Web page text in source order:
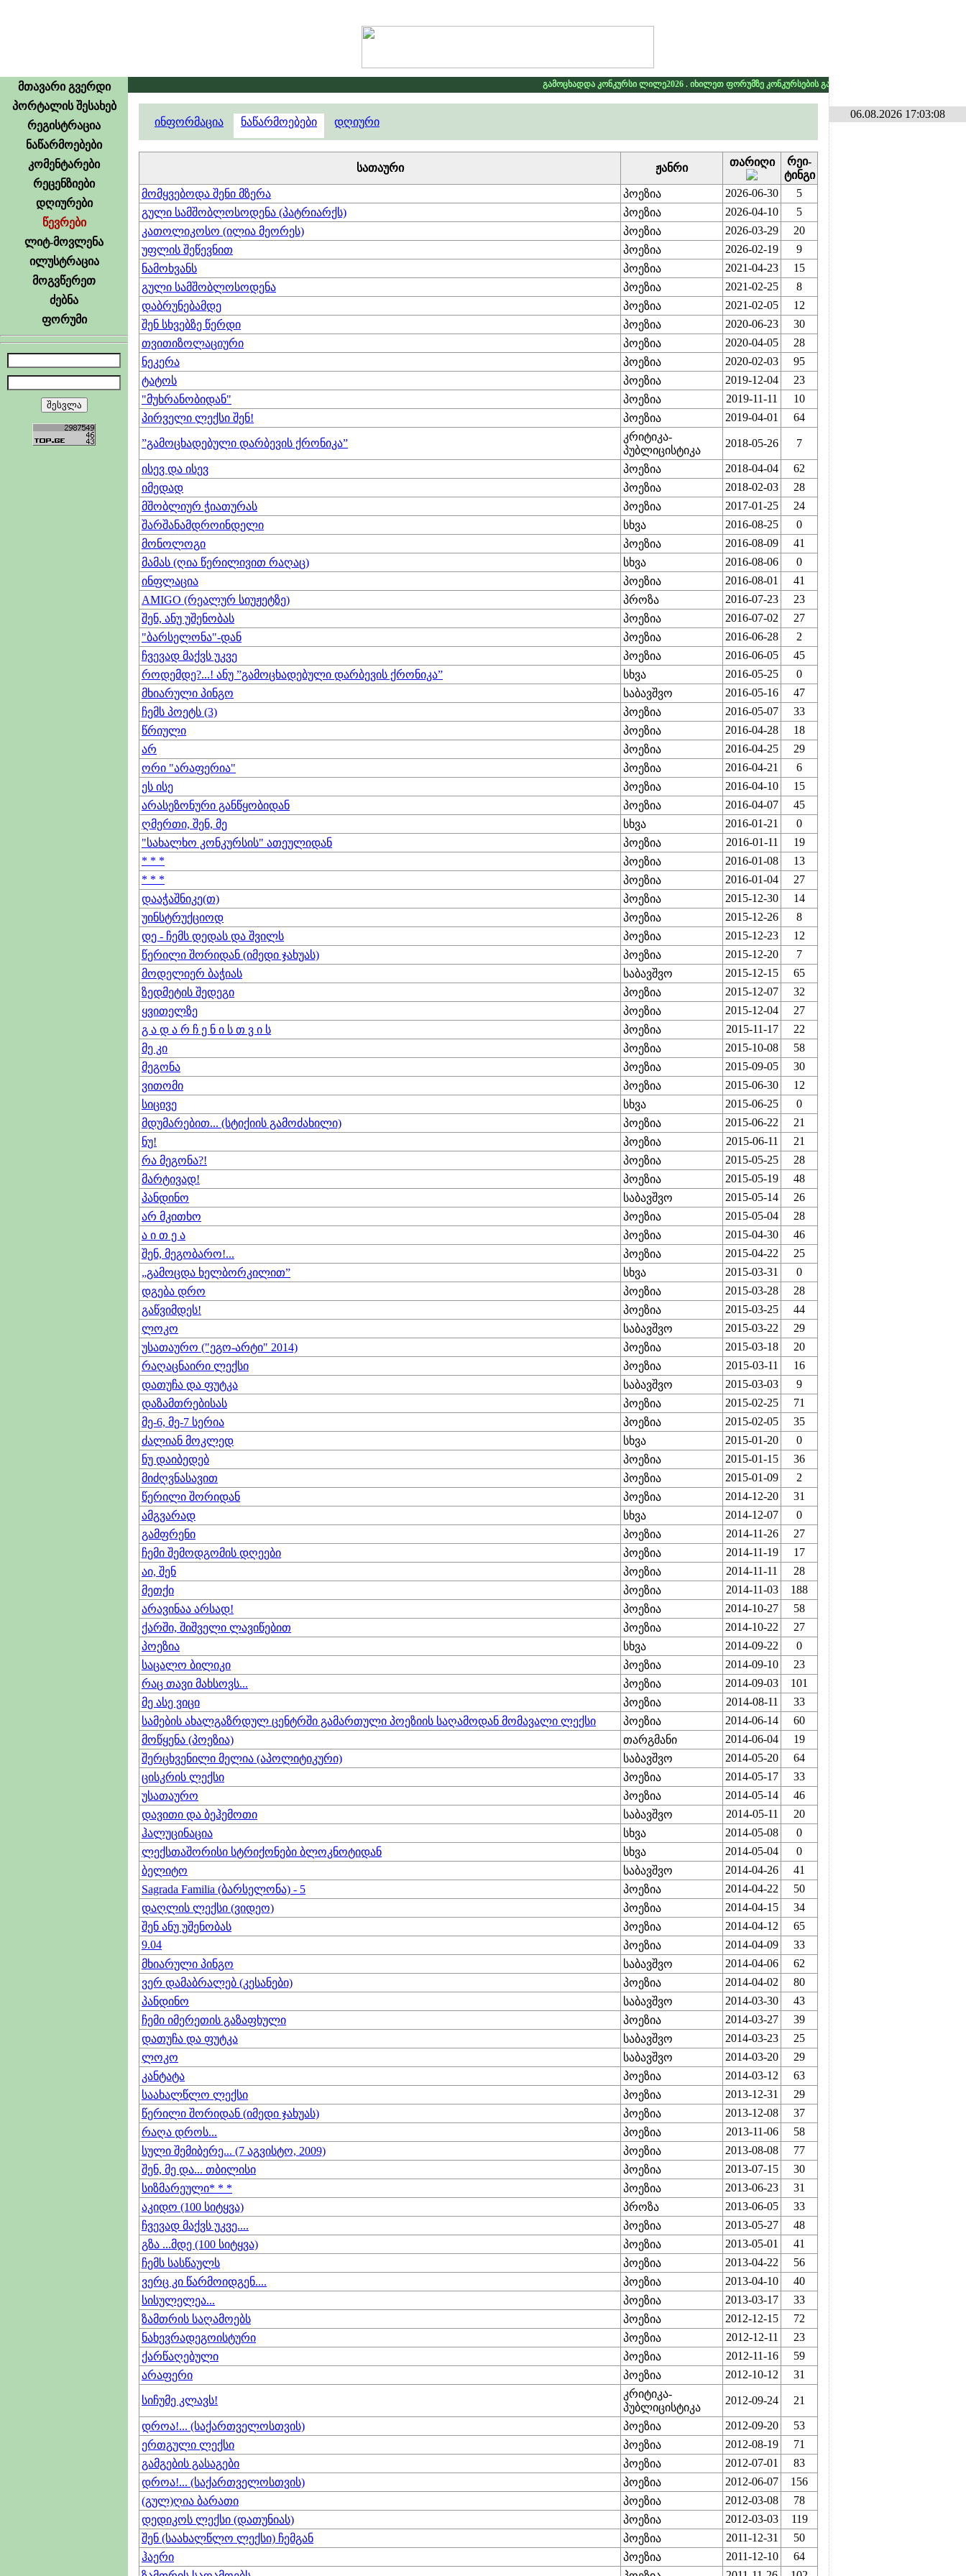
მთავარი გვერდი
პორტალის შესახებ
რეგისტრაცია
ნაწარმოებები
კომენტარები
რეცენზიები
დღიურები
წევრები
ლიტ-მოვლენა
ილუსტრაცია
მოგვწერეთ
ძებნა
ფორუმი
გამოცხადდა კონკურსი ლილე2026 . იხილეთ ფორუმზე კონკურსების განყოფილებაში
ინფორმაცია ნაწარმოებები დღიური
სათაური ჟანრი თარიღი
რეი­
ტინგი
მომყვებოდა შენი მზერა
პოეზია 2026-06-30
5
გული სამშობლოსოდენა (პატრიარქს)
პოეზია 2026-04-10
5
კათოლიკოსო (ილია მეორეს)
პოეზია 2026-03-29
20
უფლის შეწევნით
პოეზია 2026-02-19
9
ნამოხვანს
პოეზია 2021-04-23
15
გული სამშობლოსოდენა
პოეზია 2021-02-25
8
დაბრუნებამდე
პოეზია 2021-02-05
12
შენ სხვებზე წერდი
პოეზია 2020-06-23
30
თვითიზოლაციური
პოეზია 2020-04-05
28
ნეკერა
პოეზია 2020-02-03
95
ტატოს
პოეზია 2019-12-04
23
"მუხრანობიდან"
პოეზია 2019-11-11
10
პირველი ლექსი შენ!
პოეზია 2019-04-01 64
”გამოცხადებული დარბევის ქრონიკა”
კრიტიკა-
პუბლიცისტიკა
2018-05-26 7
ისევ და ისევ პოეზია 2018-04-04
62
იმედად
პოეზია 2018-02-03
28
მშობლიურ ჭიათურას
პოეზია 2017-01-25
24
შარშანამდროინდელი
სხვა 2016-08-25
0
მონოლოგი
პოეზია 2016-08-09
41
მამას (ღია წერილივით რაღაც)
სხვა 2016-08-06
0
ინფლაცია
პოეზია 2016-08-01
41
AMIGO (რეალურ სიუჟეტზე)
პროზა 2016-07-23
23
შენ, ანუ უშენობას
პოეზია 2016-07-02
27
"ბარსელონა"-დან
პოეზია 2016-06-28
2
ჩვევად მაქვს უკვე
პოეზია 2016-06-05
45
როდემდე?...! ანუ ”გამოცხადებული დარბევის ქრონიკა”
სხვა 2016-05-25
0
მხიარული პინგო
საბავშვო 2016-05-16
47
ჩემს პოეტს (3)
პოეზია 2016-05-07
33
წრიული
პოეზია 2016-04-28
18
არ
პოეზია 2016-04-25
29
ორი "არაფერია"
პოეზია 2016-04-21
6
ეს ისე
პოეზია 2016-04-10
15
არასეზონური განწყობიდან
პოეზია 2016-04-07
45
ღმერთი, შენ, მე
სხვა 2016-01-21
0
"სახალხო კონკურსის" ათეულიდან
პოეზია 2016-01-11
19
* * *
პოეზია 2016-01-08
13
* * *
პოეზია 2016-01-04
27
დააჭაშნიკე(თ)
პოეზია 2015-12-30
14
უინსტრუქციოდ
პოეზია 2015-12-26
8
დე - ჩემს დედას და შვილს
პოეზია 2015-12-23
12
წერილი შორიდან (იმედი ჯახუას)
პოეზია 2015-12-20
7
მოდელიერ ბაჭიას
საბავშვო 2015-12-15
65
ზედმეტის შედეგი
პოეზია 2015-12-07
32
ყვითელზე
პოეზია 2015-12-04
27
გ ა დ ა რ ჩ ე ნ ი ს თ ვ ი ს
პოეზია 2015-11-17
22
მე კი
პოეზია 2015-10-08
58
მეგონა
პოეზია 2015-09-05
30
ვითომი
პოეზია 2015-06-30
12
სიცივე
სხვა 2015-06-25
0
მდუმარებით... (სტიქიის გამოძახილი)
პოეზია 2015-06-22
21
ნუ!
პოეზია 2015-06-11
21
რა მეგონა?!
პოეზია 2015-05-25
28
მარტივად!
პოეზია 2015-05-19
48
პანდინო
საბავშვო 2015-05-14
26
არ მკითხო
პოეზია 2015-05-04
28
ა ი თ ე ა
პოეზია 2015-04-30
46
შენ, მეგობარო!...
პოეზია 2015-04-22
25
„გამოცდა ხელბორკილით”
სხვა 2015-03-31
0
დგება დრო
პოეზია 2015-03-28
28
გაწვიმდეს!
პოეზია 2015-03-25
44
ლოკო
საბავშვო 2015-03-22
29
უსათაურო ("ეგო-არტი" 2014)
პოეზია 2015-03-18
20
რაღაცნაირი ლექსი
პოეზია 2015-03-11
16
დათუჩა და ფუტკა
საბავშვო 2015-03-03
9
დაზამთრებისას
პოეზია 2015-02-25
71
მე-6, მე-7 სერია
პოეზია 2015-02-05
35
ძალიან მოკლედ
სხვა 2015-01-20
0
ნუ დაიბედებ
პოეზია 2015-01-15
36
მიძღვნასავით
პოეზია 2015-01-09
2
წერილი შორიდან
პოეზია 2014-12-20
31
ამგვარად
სხვა 2014-12-07
0
გამფრენი
პოეზია 2014-11-26
27
ჩემი შემოდგომის დღეები
პოეზია 2014-11-19
17
აი, შენ
პოეზია 2014-11-11
28
მეთქი
პოეზია 2014-11-03
188
არავინაა არსად!
პოეზია 2014-10-27
58
ქარში, შიშველი ლავიწებით
პოეზია 2014-10-22
27
პოეზია
სხვა 2014-09-22
0
საცალო ბილიკი
პოეზია 2014-09-10
23
რაც თავი მახსოვს...
პოეზია 2014-09-03
101
მე ასე ვიცი
პოეზია 2014-08-11
33
სამების ახალგაზრდულ ცენტრში გამართული პოეზიის საღამოდან მომავალი ლექსი
პოეზია 2014-06-14
60
მოწყენა (პოეზია)
თარგმანი 2014-06-04
19
შერცხვენილი მელია (აპოლიტიკური)
საბავშვო 2014-05-20
64
ცისკრის ლექსი
პოეზია 2014-05-17
33
უსათაურო
პოეზია 2014-05-14
46
დავითი და ბეჰემოთი
საბავშვო 2014-05-11
20
ჰალუცინაცია
სხვა 2014-05-08
0
ლექსთაშორისი სტრიქონები ბლოკნოტიდან
სხვა 2014-05-04
0
ბელიტო
საბავშვო 2014-04-26
41
Sagrada Familia (ბარსელონა) - 5
პოეზია 2014-04-22
50
დაღლის ლექსი (ვიდეო)
პოეზია 2014-04-15
34
შენ ანუ უშენობას
პოეზია 2014-04-12
65
9.04
პოეზია 2014-04-09
33
მხიარული პინგო
საბავშვო 2014-04-06
62
ვერ დამაბრალებ (კესანები)
პოეზია 2014-04-02
80
პანდინო
საბავშვო 2014-03-30
43
ჩემი იმერეთის გაზაფხული
პოეზია 2014-03-27
39
დათუჩა და ფუტკა
საბავშვო 2014-03-23
25
ლოკო
საბავშვო 2014-03-20
29
კანტატა
პოეზია 2014-03-12
63
საახალწლო ლექსი
პოეზია 2013-12-31
29
წერილი შორიდან (იმედი ჯახუას)
პოეზია 2013-12-08
37
რაღა დროს...
პოეზია 2013-11-06
58
სული შემიბერე... (7 აგვისტო, 2009)
პოეზია 2013-08-08
77
შენ, მე და... თბილისი
პოეზია 2013-07-15
30
სიზმარეული* * *
პოეზია 2013-06-23
31
აკიდო (100 სიტყვა)
პროზა 2013-06-05
33
ჩვევად მაქვს უკვე....
პოეზია 2013-05-27
48
გზა ...მდე (100 სიტყვა)
პოეზია 2013-05-01
41
ჩემს სასწაულს
პოეზია 2013-04-22
56
ვერც კი წარმოიდგენ....
პოეზია 2013-04-10
40
სისულელეა...
პოეზია 2013-03-17
33
ზამთრის საღამოებს
პოეზია 2012-12-15
72
ნახევრადეგოისტური
პოეზია 2012-12-11
23
ქარწაღებული
პოეზია 2012-11-16
59
არაფერი
პოეზია 2012-10-12 31
სიჩუმე კლავს!
კრიტიკა-
პუბლიცისტიკა
2012-09-24 21
დროა!... (საქართველოსთვის) პოეზია 2012-09-20
53
ერთგული ლექსი
პოეზია 2012-08-19
71
გამგების გასაგები
პოეზია 2012-07-01
83
დროა!... (საქართველოსთვის)
პოეზია 2012-06-07
156
(გულ)ღია ბარათი
პოეზია 2012-03-08
78
დედიკოს ლექსი (დათუნიას)
პოეზია 2012-03-03
119
შენ (საახალწლო ლექსი) ჩემგან
პოეზია 2011-12-31
50
ჰაერი
პოეზია 2011-12-10
64
06.08.2026 17:03:08